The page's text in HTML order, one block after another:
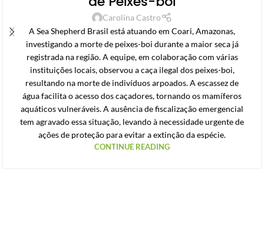
Carolina Castro
A Sea Shepherd Brasil está atuando em Coari, Amazonas,
investigando a morte de peixes-boi durante a maior seca já
registrada na região. A equipe, em colaboração com várias
instituições locais, observou a caça ilegal dos peixes-boi,
resultando na morte de indivíduos arpoados. A escassez de
água facilita o acesso dos caçadores, tornando os mamíferos
aquáticos vulneráveis. A ausência de fiscalização emergencial
tem agravado essa situação, levando à necessidade urgente de
ações de proteção para evitar a extinção da espécie.
CONTINUE READING